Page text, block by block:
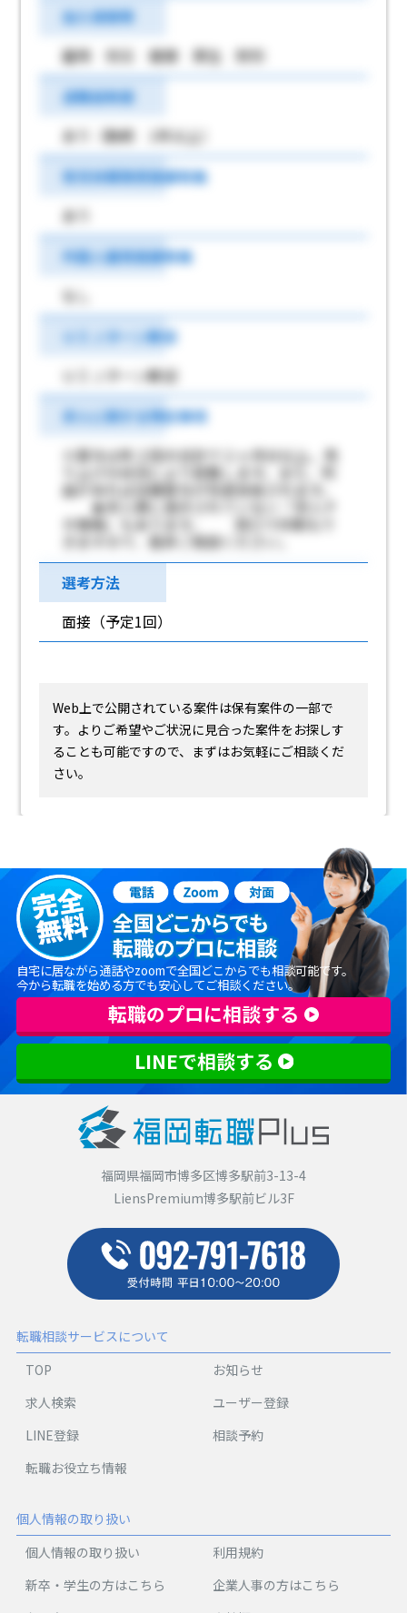
加入保険等
雇用 労災 健康 厚生 財形
退職金制度
あり（勤続 1年以上）
育児休業取得実績有無
あり
外国人雇用実績有無
なし
ＵＩＪターン歓迎
ＵＩＪターン歓迎
求人に関する特記事項
※賞与は年２回の合計で２ヶ月分以上。売
り上げの状況により変動します。また、利
益があれば決算賞与が別途支給されます。
★求人票に表示されていない「求人Ｐ
Ｒ情報」もあります。 窓口で印刷もで
きますので、是非ご相談ください。
選考方法
面接（予定1回）
Web上で公開されている案件は保有案件の一部で
す。 よりご希望やご状況に見合った案件をお探しす
ることも可能ですので、まずはお気軽にご相談くだ
さい。
自宅に居ながら通話やzoomで全国どこからでも相談可能です。
今から転職を始める方でも安心してご相談ください。
転職のプロに相談する
LINEで相談する
福岡県福岡市博多区博多駅前3-13-4
LiensPremium博多駅前ビル3F
転職相談サービスについて
TOP
お知らせ
求人検索
ユーザー登録
LINE登録
相談予約
転職お役立ち情報
個人情報の取り扱い
個人情報の取り扱い
利用規約
新卒・学生の方はこちら
企業人事の方はこちら